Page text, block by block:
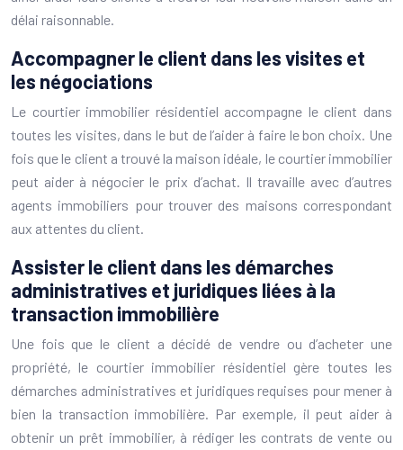
délai raisonnable.
Accompagner le client dans les visites et
les négociations
Le courtier immobilier résidentiel accompagne le client dans
toutes les visites, dans le but de l’aider à faire le bon choix. Une
fois que le client a trouvé la maison idéale, le courtier immobilier
peut aider à négocier le prix d’achat. Il travaille avec d’autres
agents immobiliers pour trouver des maisons correspondant
aux attentes du client.
Assister le client dans les démarches
administratives et juridiques liées à la
transaction immobilière
Une fois que le client a décidé de vendre ou d’acheter une
propriété, le courtier immobilier résidentiel gère toutes les
démarches administratives et juridiques requises pour mener à
bien la transaction immobilière. Par exemple, il peut aider à
obtenir un prêt immobilier, à rédiger les contrats de vente ou